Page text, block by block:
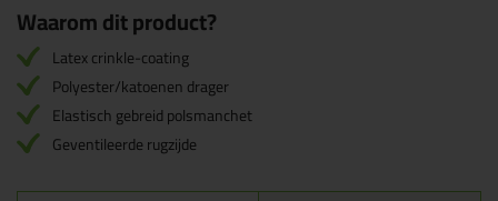
Waarom dit product?
Latex crinkle-coating
Polyester/katoenen drager
Elastisch gebreid polsmanchet
Geventileerde rugzijde